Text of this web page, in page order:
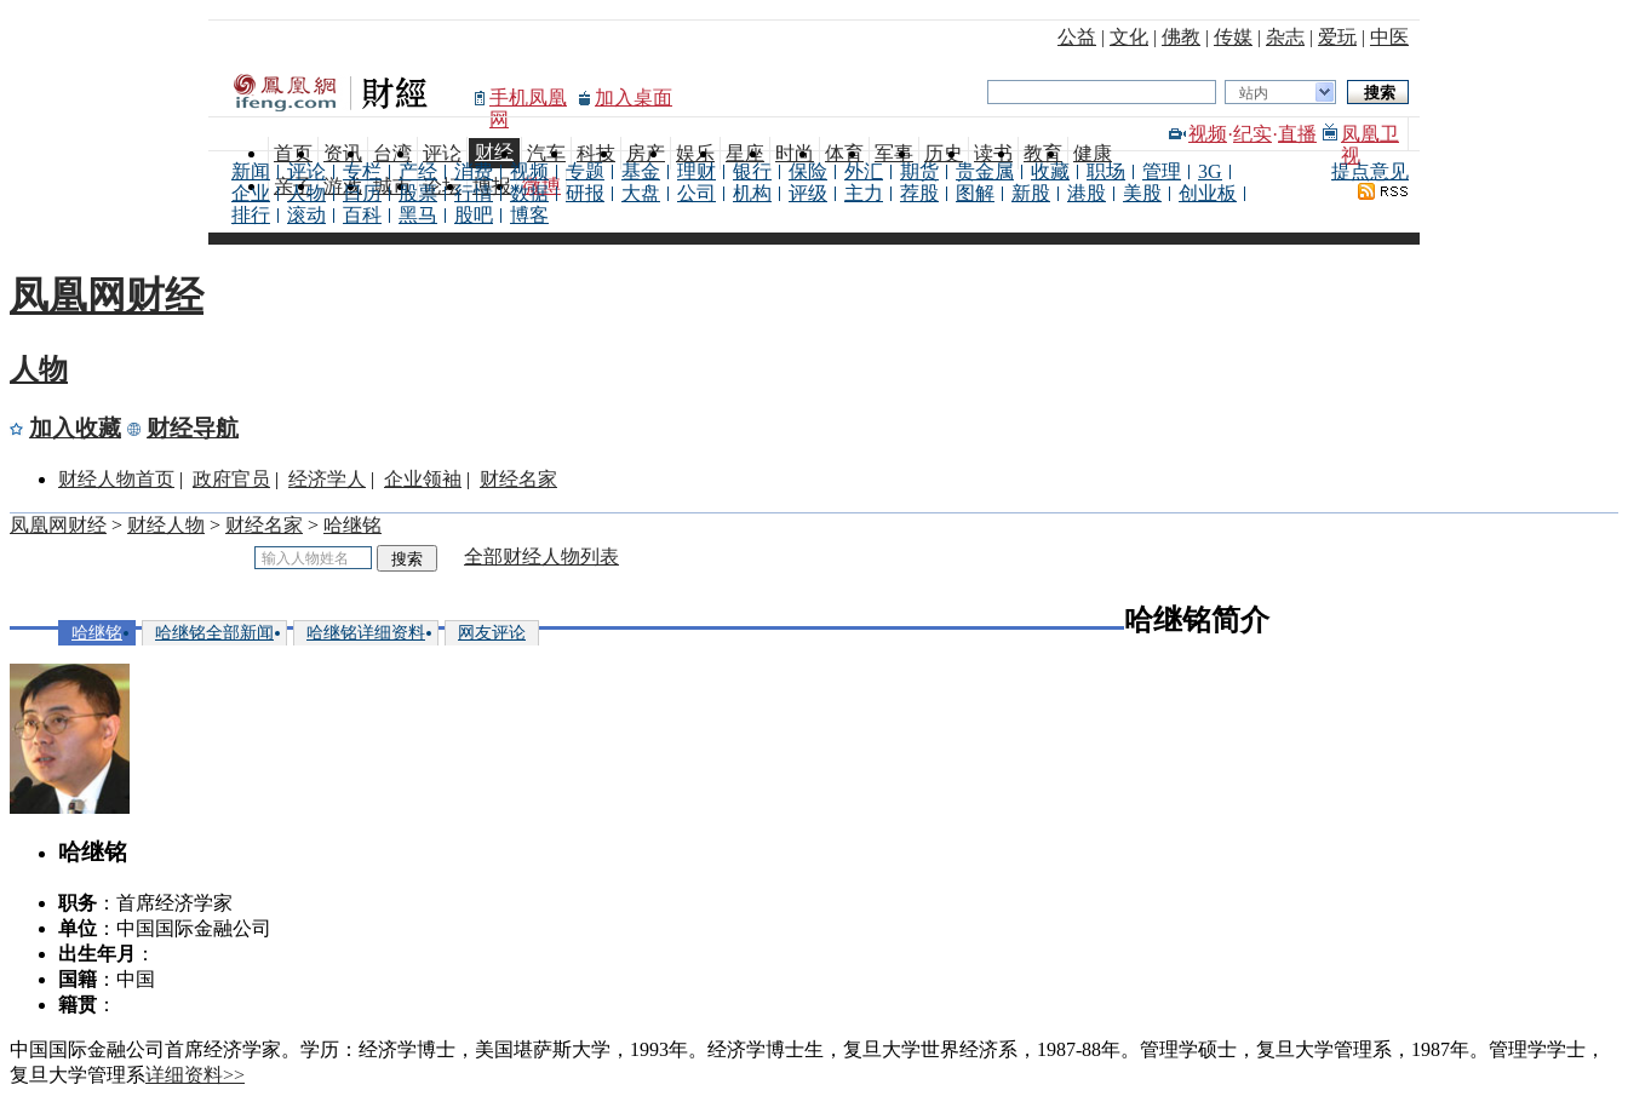
公益 | 文化 | 佛教 | 传媒 | 杂志 | 爱玩 | 中医
手机凤凰
网
加入桌面 站内
首页 资讯 台湾 评论 财经 汽车 科技 房产 娱乐 星座 时尚 体育 军事 历史 读书 教育 健康
亲子 游戏 城市 论坛 博报 微博
视频·纪实·直播
凤凰卫
视
新闻 评论 专栏 产经 消费 视频 专题 基金 理财 银行 保险 外汇 期货 贵金属 收藏 职场 管理
3G
企业
人物 日历 股票 行情 数据 研报 大盘 公司 机构 评级 主力 荐股 图解 新股 港股 美股
创业板
排行
滚动 百科 黑马 股吧 博客
提点意见
凤凰网财经
人物
加入收藏 财经导航
财经人物首页 | 政府官员 | 经济学人 | 企业领袖 | 财经名家
凤凰网财经 > 财经人物 > 财经名家 > 哈继铭
全部财经人物列表
哈继铭 哈继铭全部新闻 哈继铭详细资料 网友评论 哈继铭简介
哈继铭
职务 ：首席经济学家
单位 ：中国国际金融公司
出生年月
：
国籍 ：中国
籍贯 ：
中国国际金融公司首席经济学家。学历：经济学博士，美国堪萨斯大学，1993年。经济学博士生，复旦大学世界经济系，1987-88年。管理学硕士，复旦大学管理系，1987年。管理学学士，
复旦大学管理系详细资料>>